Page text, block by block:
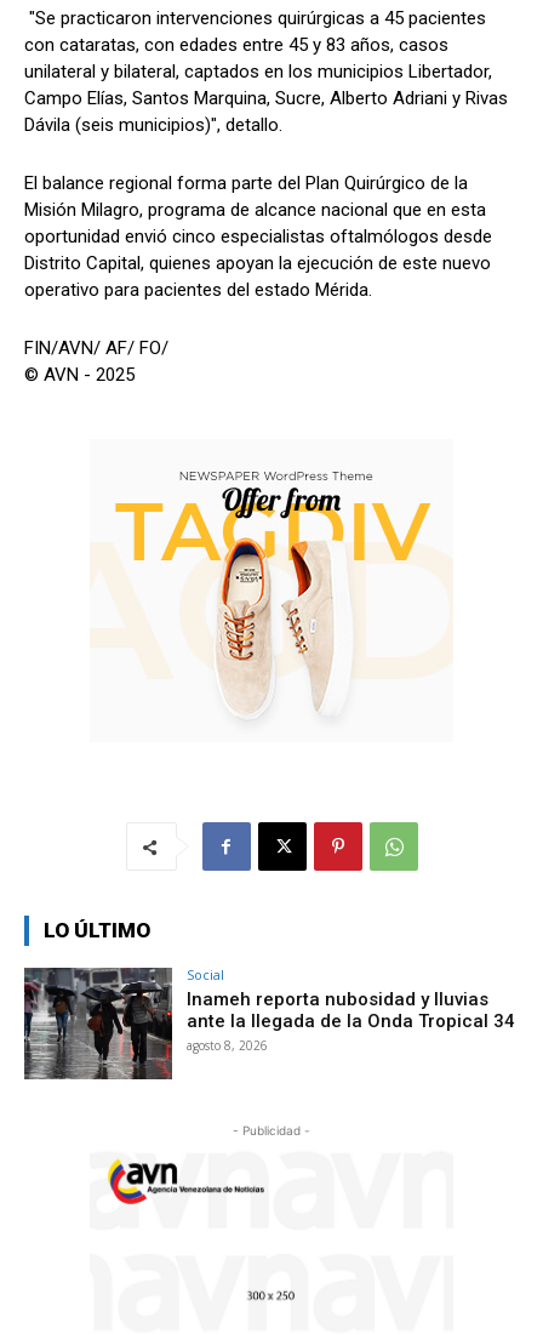
"Se practicaron intervenciones quirúrgicas a 45 pacientes
con cataratas, con edades entre 45 y 83 años, casos
unilateral y bilateral, captados en los municipios Libertador,
Campo Elías, Santos Marquina, Sucre, Alberto Adriani y Rivas
Dávila (seis municipios)", detallo.
El balance regional forma parte del Plan Quirúrgico de la
Misión Milagro, programa de alcance nacional que en esta
oportunidad envió cinco especialistas oftalmólogos desde
Distrito Capital, quienes apoyan la ejecución de este nuevo
operativo para pacientes del estado Mérida.
FIN/AVN/ AF/ FO/
© AVN - 2025
LO ÚLTIMO
Social
Inameh reporta nubosidad y lluvias
ante la llegada de la Onda Tropical 34
agosto 8, 2026
- Publicidad -